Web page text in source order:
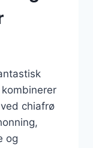
chiafrø
og